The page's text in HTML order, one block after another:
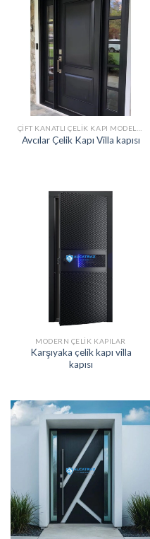
Avcılar Çelik Kapı Villa kapısı
MODERN ÇELIK KAPILAR
Karşıyaka çelik kapı villa
kapısı